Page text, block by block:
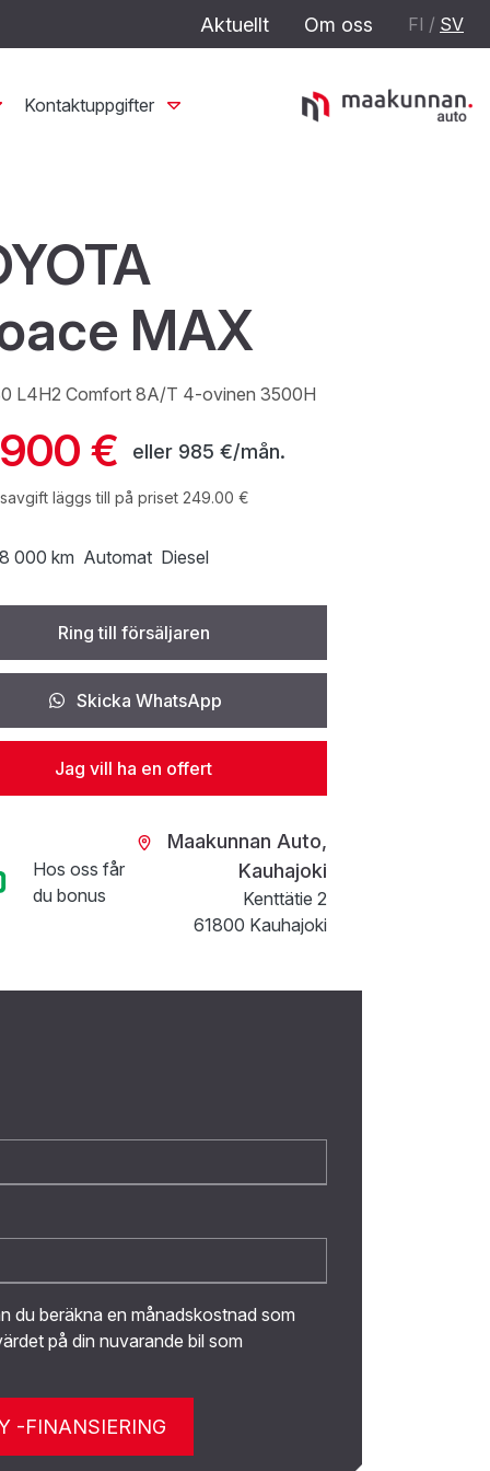
Aktuellt Om oss FI / SV
Kontaktuppgifter
MAX
L4H2 Comfort 8A/T 4-ovinen 3500H
€ eller985 €/mån.
läggs till på priset 249.00 €
8 000 km Automat Diesel
Ring till försäljaren
Skicka WhatsApp
Jag vill ha en offert
Hos oss får
du bonus
Maakunnan Auto,
Kauhajoki
Kenttätie 2
61800 Kauhajoki
du beräkna en månadskostnad som
på din nuvarande bil som